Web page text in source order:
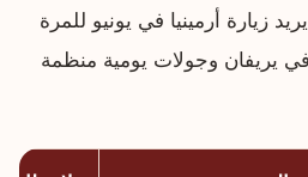
زيارة أرمينيا في يونيو للمرة
يريفان وجولات يومية منظمة